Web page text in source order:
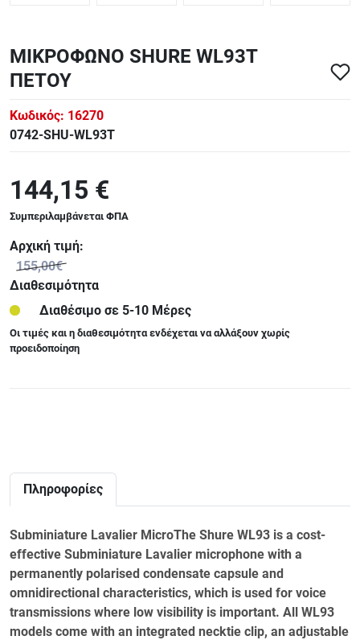
ΜΙΚΡΟΦΩΝΟ SHURE WL93T
ΠΕΤΟΥ
Κωδικός: 16270
0742-SHU-WL93T
144,15 €
Συμπεριλαμβάνεται ΦΠΑ
Αρχική τιμή:
155,00€
Διαθεσιμότητα
Διαθέσιμο σε 5-10 Μέρες
Οι τιμές και η διαθεσιμότητα ενδέχεται να αλλάξουν χωρίς
προειδοποίηση
Πληροφορίες
Subminiature Lavalier MicroThe Shure WL93 is a cost-
effective Subminiature Lavalier microphone with a
permanently polarised condensate capsule and
omnidirectional characteristics, which is used for voice
transmissions where low visibility is important. All WL93
models come with an integrated necktie clip, an adjustable